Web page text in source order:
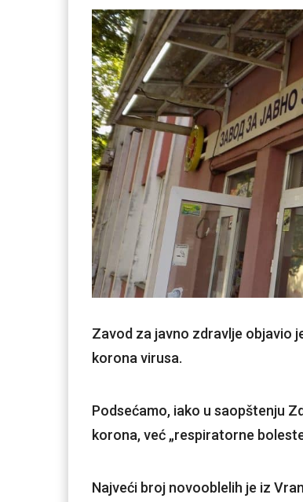
Zavod za javno zdravlje objavio
korona virusa.
Podsećamo, iako u saopštenju
korona, već „respiratorne
Najveći broj novooblelih je iz